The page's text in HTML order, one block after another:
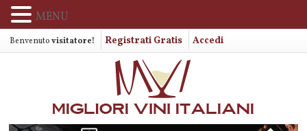
Benvenutovisitatore! Registrati Gratis Accedi
MENU